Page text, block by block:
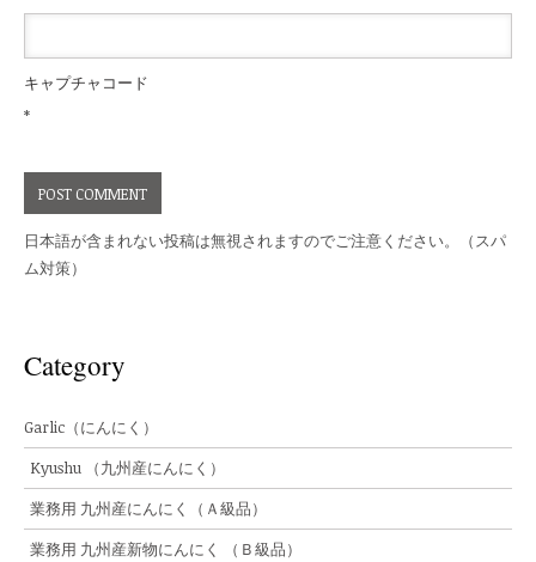
キャプチャコード
*
日本語が含まれない投稿は無視されますのでご注意ください。（スパ
ム対策）
Category
Garlic（にんにく）
Kyushu （九州産にんにく）
業務用 九州産にんにく（Ａ級品）
業務用 九州産新物にんにく （Ｂ級品）